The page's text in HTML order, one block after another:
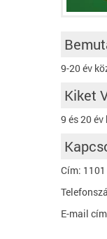
9-20 év
Kiket
9 és 20
Cím:
E-mail